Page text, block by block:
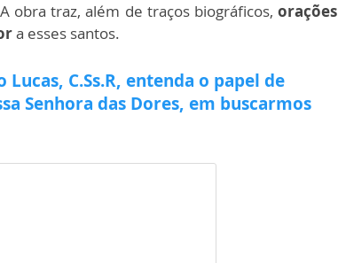
obra traz, além de traços biográficos, orações
a esses santos.
C.Ss.R, entenda o papel de
Senhora das Dores, em buscarmos